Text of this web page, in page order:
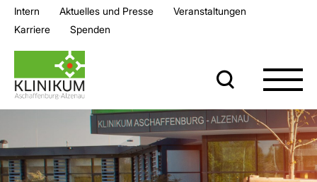
Intern Aktuelles und Presse
Veran­staltungen
Karriere
Spenden